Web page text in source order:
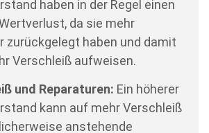
haben in der Regel einen
da sie mehr
zurückgelegt haben und damit
Verschleiß aufweisen.
und Reparaturen: Ein höherer
kann auf mehr Verschleiß
anstehende